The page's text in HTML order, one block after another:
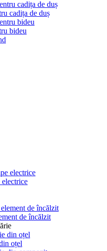
cadița de duș
bideu
electrice
de încălzit
oțel